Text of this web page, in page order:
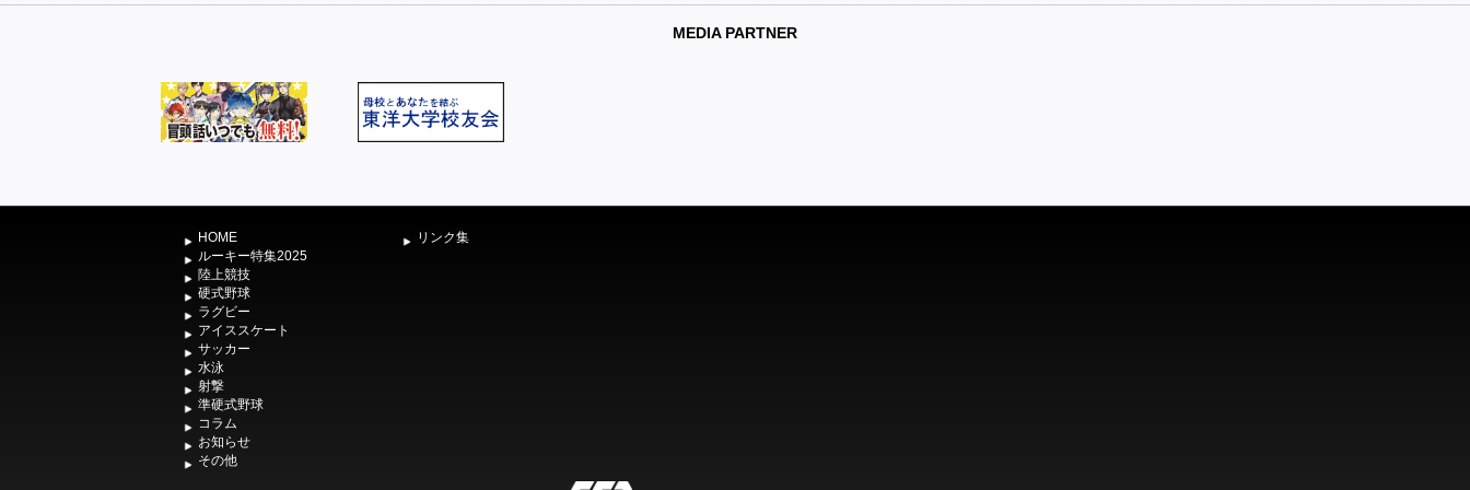
MEDIA PARTNER
HOME
ルーキー特集2025
陸上競技
硬式野球
ラグビー
アイススケート
サッカー
水泳
射撃
準硬式野球
コラム
お知らせ
その他
リンク集